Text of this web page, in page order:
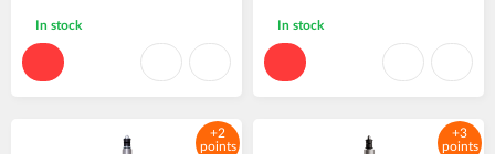
In stock In stock
+2
points
+3
points